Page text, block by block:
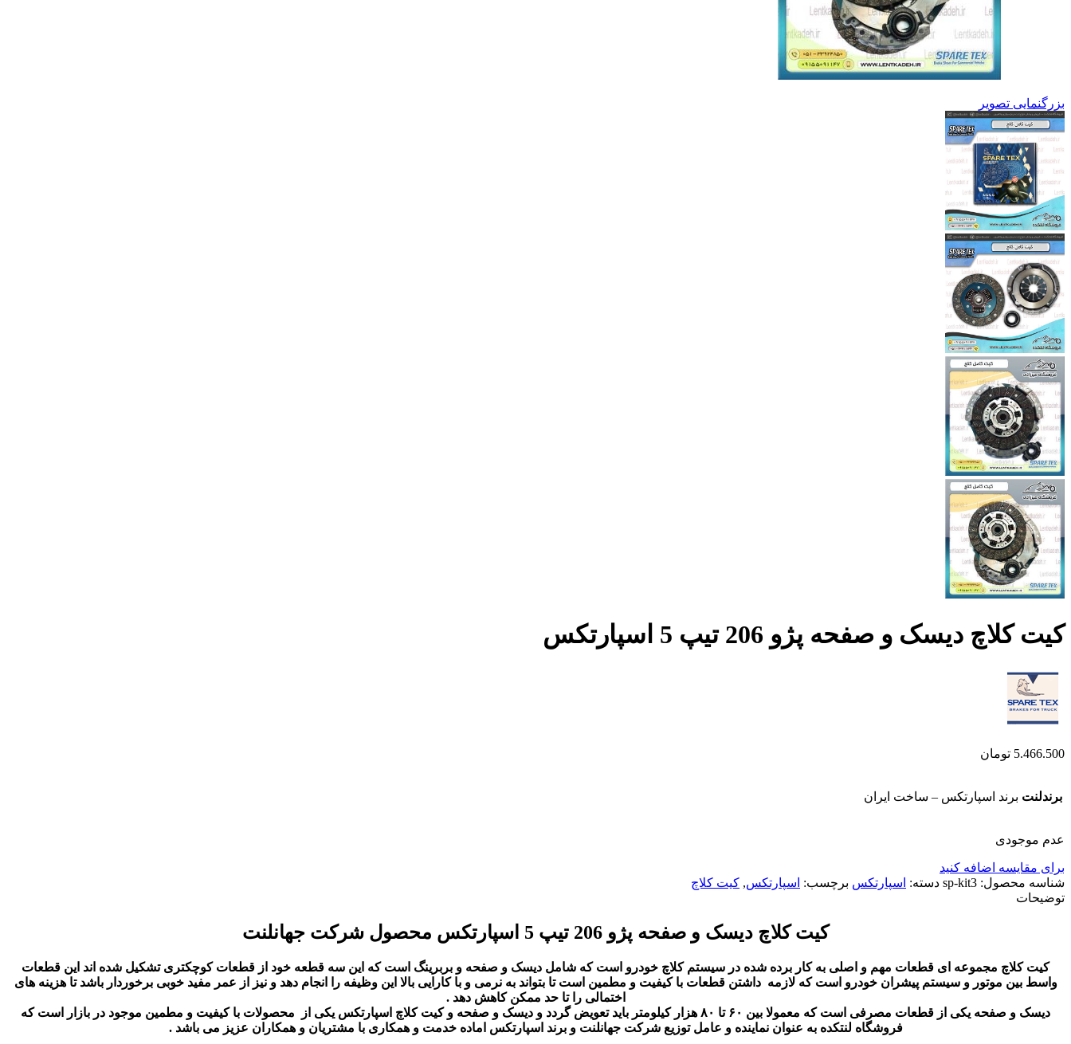
بزرگنمایی تصویر
کیت کلاچ دیسک و صفحه پژو 206 تیپ 5 اسپارتکس
5.466.500 تومان
برندلنت برند اسپارتکس – ساخت ایران
عدم موجودی
برای مقایسه اضافه کنید
شناسه محصول: sp-kit3 دسته: اسپارتکس برچسب: اسپارتکس, کیت کلاچ
توضیحات
کیت کلاچ دیسک و صفحه پژو 206 تیپ 5 اسپارتکس محصول شرکت جهانلنت
کیت کلاچ مجموعه ای قطعات مهم و اصلی به کار برده شده در سیستم کلاچ خودرو است که شامل دیسک و صفحه و بربرینگ است که این سه قطعه خود از قطعات کوچکتری تشکیل شده اند این قطعات
واسط بین موتور و سیستم پیشران خودرو است که لازمه داشتن قطعات با کیفیت و مطمین است تا بتواند به نرمی و با کارایی بالا این وظیفه را انجام دهد و نیز از عمر مفید خوبی برخوردار باشد تا هزینه های
اختمالی را تا حد ممکن کاهش دهد .
دیسک و صفحه یکی از قطعات مصرفی است که معمولا بین ۶۰ تا ۸۰ هزار کیلومتر باید تعویض گردد و دیسک و صفحه و کیت کلاچ اسپارتکس یکی از محصولات با کیفیت و مطمين موجود در بازار است که
فروشگاه لنتکده به عنوان نماینده و عامل توزیع شرکت جهانلنت و برند اسپارتکس اماده خدمت و همکاری با مشتریان و همکاران عزیز می باشد .